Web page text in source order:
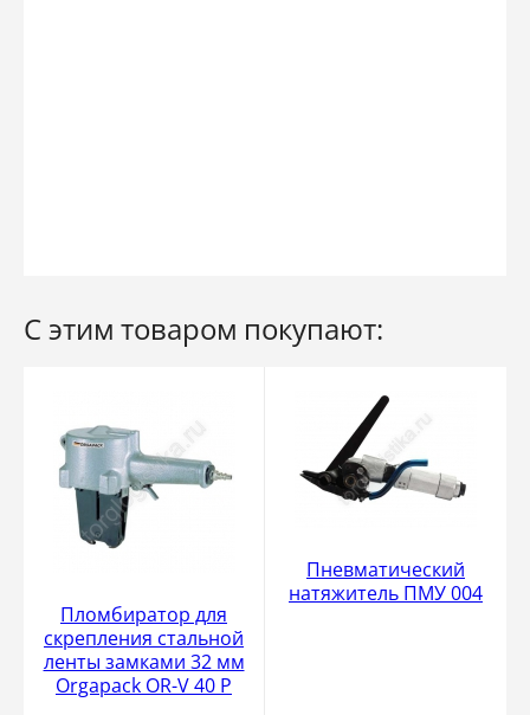
С этим товаром покупают:
Пломбиратор для
скрепления стальной
ленты замками 32 мм
Orgapack OR-V 40 P
Пневматический
натяжитель ПМУ 004